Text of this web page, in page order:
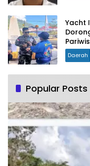
Yacht
Daerah
Popular Posts